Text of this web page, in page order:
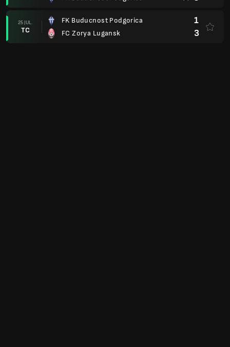
25 JUL.
TC
FK Buducnost Podgorica
FC Zorya Lugansk
1
3